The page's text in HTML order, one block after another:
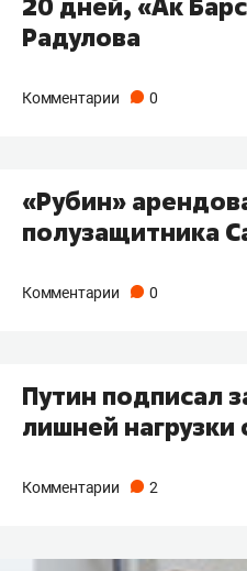
20 дней, «Ак
Радулова
Комментарии 0
«Рубин»
полузащитника
Комментарии 0
Путин подписал
лишней нагрузки
Комментарии 2